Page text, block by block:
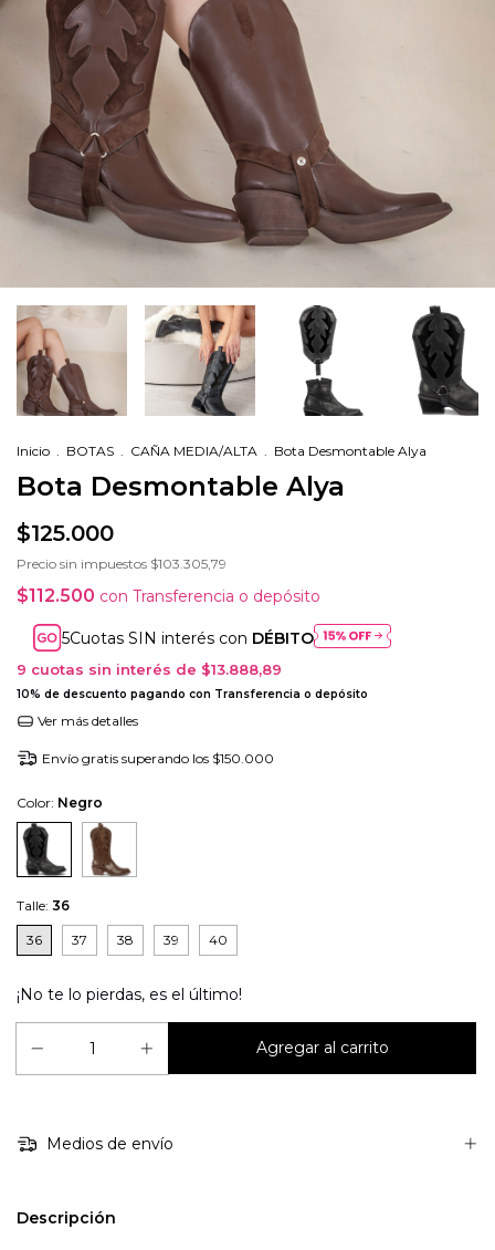
Inicio . BOTAS . CAÑA MEDIA/ALTA . Bota Desmontable Alya
Bota Desmontable Alya
$125.000
Precio sin impuestos $103.305,79
$112.500 con Transferencia o depósito
Cuotas SIN interés con DÉBITO
9 cuotas sin interés de $13.888,89
10% de descuento pagando con Transferencia o depósito
Ver más detalles
Envío gratis superando los $150.000
Color: Negro
Talle: 36
36 37 38 39 40
¡No te lo pierdas, es el último!
Medios de envío
Descripción